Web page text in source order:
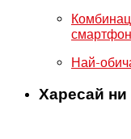
Най-
Харесай ни